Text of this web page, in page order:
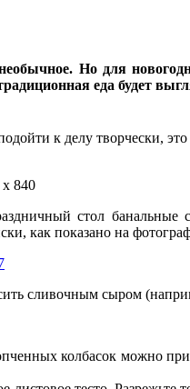
Но для
еда будет
к делу творчески,
стол банальные
как показано на
сливочным сыром
колбасок можно